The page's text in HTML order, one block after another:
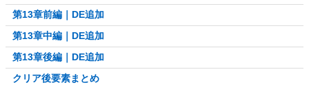
第13章前編｜DE追加
第13章中編｜DE追加
第13章後編｜DE追加
クリア後要素まとめ